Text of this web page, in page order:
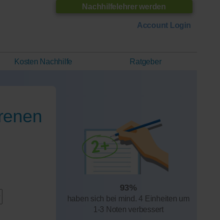
Nachhilfelehrer werden
Account Login
Kosten Nachhilfe Ratgeber
93%
haben sich bei mind. 4 Einheiten um
1-3 Noten verbessert